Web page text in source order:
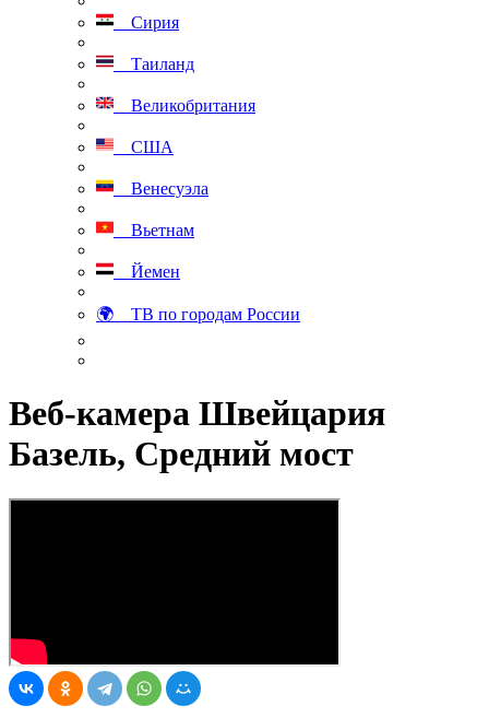
Сирия
Таиланд
Великобритания
США
Венесуэла
Вьетнам
Йемен
🌍 ТВ по городам России
Веб-камера Швейцария
Базель, Средний мост